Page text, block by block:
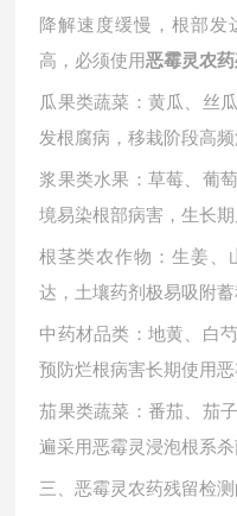
降解速度缓慢，根部发
高，必须使用恶霉灵农
瓜果类蔬菜：黄瓜、丝
发根腐病，移栽阶段高
浆果类水果：草莓、葡
境易染根部病害，生长期
根茎类农作物：生姜、
达，土壤药剂极易吸附
中药材品类：地黄、白
预防烂根病害长期使用恶
茄果类蔬菜：番茄、茄
遍采用恶霉灵浸泡根系杀
三、恶霉灵农药残留检